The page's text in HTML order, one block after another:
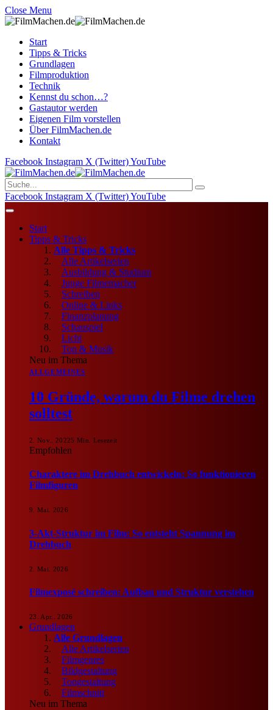
Close Menu
Start
Tipps & Tricks
Grundlagen
Filmproduktion
Technik
Kennst du schon…?
Gastautor werden
Eigenen Film vorstellen
Über FilmMachen.de
Kontakt
Facebook Instagram X (Twitter)YouTube
Facebook Instagram X (Twitter)YouTube
Start
Tipps & Tricks
Alle Tipps & Tricks
Alle Artikelserien
Ausbildung & Studium
Junge Filmemacher
Schreiben
Online & Links
Finanzplanung
Schauspiel
Licht
Ton & Musik
Neu im Thema
ALLGEMEINES
10 Gründe, warum du Filme drehen
solltest
2. Nov.. 20225 Min. Lesezeit
Empfohlen
Charaktere im Drehbuch entwickeln: So funktionieren
Filmfiguren
9. Mai. 2026
3-Akt-Struktur im Film: So entsteht Spannung im
Drehbuch
2. Mai. 2026
Filmexposé schreiben: Aufbau und Struktur verstehen
23. Apr.. 2026
Grundlagen
Alle Grundlagen
Alle Artikelserien
Filmgenres
Bildgestaltung
Tongestaltung
Filmschnitt
Neu im Thema